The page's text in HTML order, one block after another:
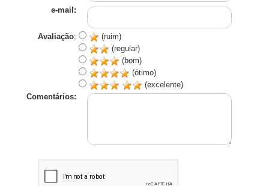
e-mail:
Avaliação:
(ruim)
(regular)
(bom)
(ótimo)
(excelente)
Comentários: